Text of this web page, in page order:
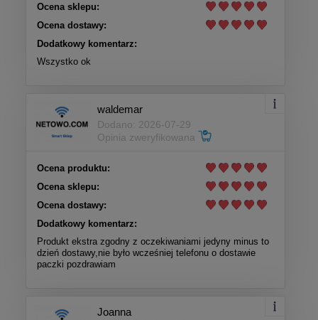
Ocena sklepu:
Ocena dostawy:
Dodatkowy komentarz:
Wszystko ok
waldemar
Dodano: 2026-07-29
Opinia zweryfikowana
Ocena produktu:
Ocena sklepu:
Ocena dostawy:
Dodatkowy komentarz:
Produkt ekstra zgodny z oczekiwaniami jedyny minus to
dzień dostawy,nie było wcześniej telefonu o dostawie
paczki pozdrawiam
Joanna